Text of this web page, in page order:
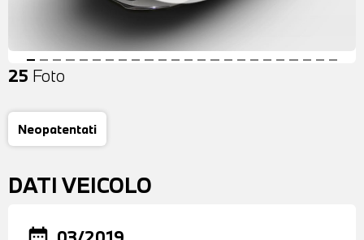
25 Foto
Neopatentati
DATI VEICOLO